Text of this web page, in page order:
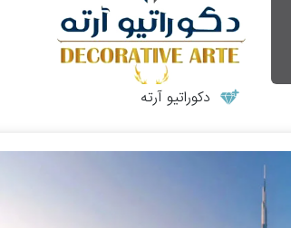
دکوراتیو آرته